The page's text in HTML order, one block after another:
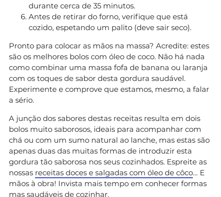
durante cerca de 35 minutos.
Antes de retirar do forno, verifique que está
cozido, espetando um palito (deve sair seco).
Pronto para colocar as mãos na massa? Acredite: estes
são os melhores bolos com óleo de coco. Não há nada
como combinar uma massa fofa de banana ou laranja
com os toques de sabor desta gordura saudável.
Experimente e comprove que estamos, mesmo, a falar
a sério.
A junção dos sabores destas receitas resulta em dois
bolos muito saborosos, ideais para acompanhar com
chá ou com um sumo natural ao lanche, mas estas são
apenas duas das muitas formas de introduzir esta
gordura tão saborosa nos seus cozinhados. Espreite as
nossas receitas doces e salgadas com óleo de côco… E
mãos à obra! Invista mais tempo em conhecer formas
mas saudáveis de cozinhar.